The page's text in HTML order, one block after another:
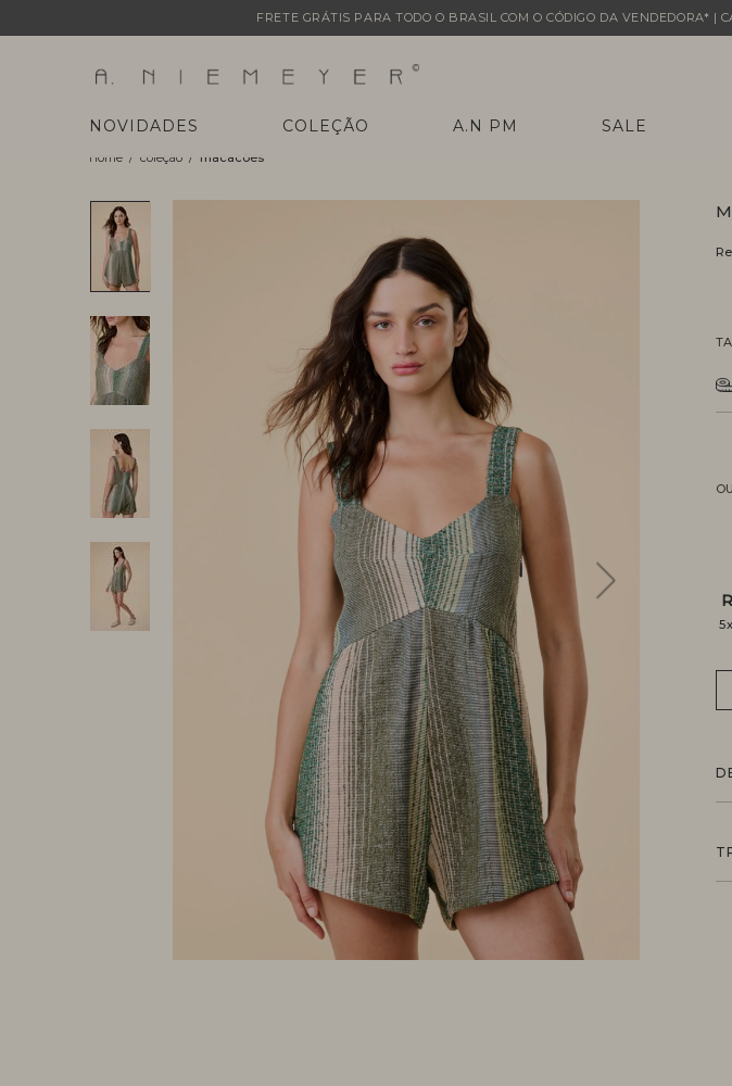
FRETE GRÁTIS PARA TODO O BRASIL COM O CÓDIGO DA VENDEDORA* |
NOVIDADES COLEÇÃO A.N PM SALE
coleção macacões
5x